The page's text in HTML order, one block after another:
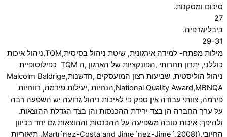
סיכום ומסקנות.
27
ביבליוגרפיה.
29-31
מילות מפתח- למידה אירגונית, שיטת ניהול בסיסית,TQM,ניהול איכות
כוללני, יתרון תחרותי ,הפונקציות של הארגון ,ה TQM כפילוסופיית
ניהול הוליסטית, שביעות רצון המועסקים ,חדשנות,Malcolm Baldrige
National Quality Award,MBNQA,הנחיות ,יעילות פירמה, רווחיות
פירמה, צוותי עבודה אין ספק כי לאיכות ניהול גרועה יש השפעה רבה
על ערך החברה הן בצד ירידת ההכנסות והן בצד הגדלת ההוצאות.
ולהיפך: איכות טובה משפיעה על ההכנסות וההוצאות גם יחד בכיוון
החיובי,((Martı´nez-Costa and Jime´nez-Jime´,2008. תיאוריות